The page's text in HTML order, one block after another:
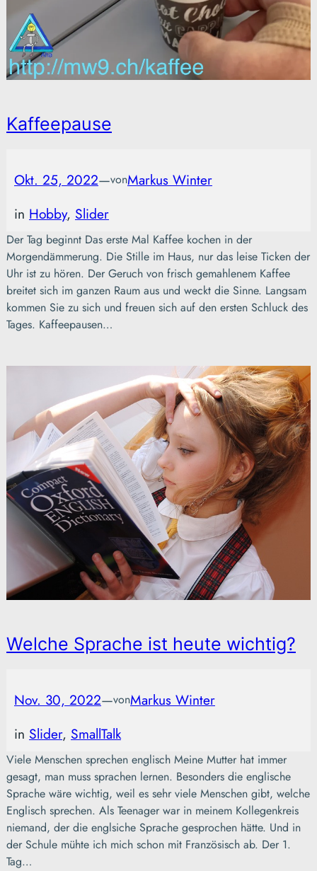
Kaffeepause
Okt. 25, 2022—vonMarkus Winter
in Hobby, Slider
Der Tag beginnt Das erste Mal Kaffee kochen in der
Morgendämmerung. Die Stille im Haus, nur das leise Ticken der
Uhr ist zu hören. Der Geruch von frisch gemahlenem Kaffee
breitet sich im ganzen Raum aus und weckt die Sinne. Langsam
kommen Sie zu sich und freuen sich auf den ersten Schluck des
Tages. Kaffeepausen…
Welche Sprache ist heute wichtig?
Nov. 30, 2022—vonMarkus Winter
in Slider, SmallTalk
Viele Menschen sprechen englisch Meine Mutter hat immer
gesagt, man muss sprachen lernen. Besonders die englische
Sprache wäre wichtig, weil es sehr viele Menschen gibt, welche
Englisch sprechen. Als Teenager war in meinem Kollegenkreis
niemand, der die englsiche Sprache gesprochen hätte. Und in
der Schule mühte ich mich schon mit Französisch ab. Der 1.
Tag…